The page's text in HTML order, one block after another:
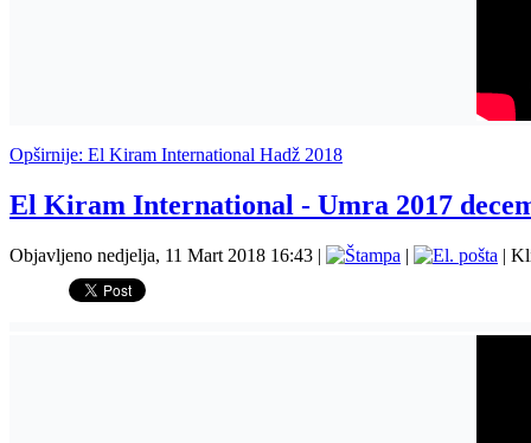
Opširnije: El Kiram International Hadž 2018
El Kiram International - Umra 2017
Objavljeno nedjelja, 11 Mart 2018 16:43 | | |